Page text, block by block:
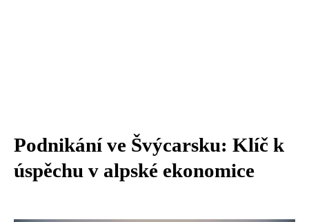
Podnikání ve Švýcarsku: Klíč k
úspěchu v alpské ekonomice